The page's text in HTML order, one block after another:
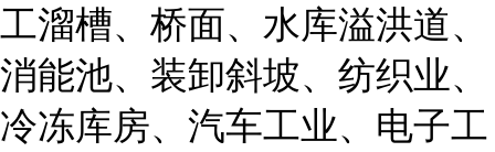
工溜槽、桥面、水库溢洪道、
消能池、装卸斜坡、纺织业、
冷冻库房、汽车工业、电子工